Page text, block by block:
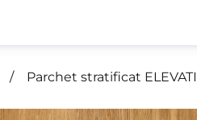
Parchet stratificat